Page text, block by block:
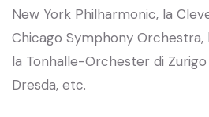
New York Philharmonic, la
Chicago Symphony Orchestra,
la Tonhalle-Orchester di
Dresda, etc.